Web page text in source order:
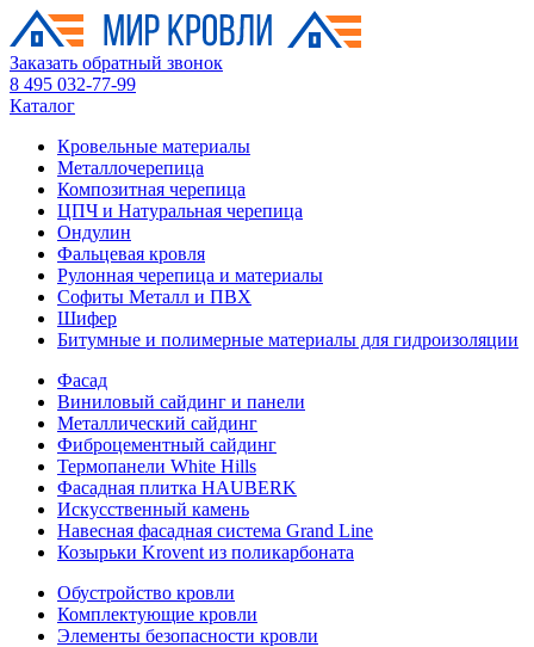
Заказать обратный звонок
8 495 032-77-99
Каталог
Кровельные материалы
Металлочерепица
Композитная черепица
ЦПЧ и Натуральная черепица
Ондулин
Фальцевая кровля
Рулонная черепица и материалы
Софиты Металл и ПВХ
Шифер
Битумные и полимерные материалы для гидроизоляции
Фасад
Виниловый сайдинг и панели
Металлический сайдинг
Фиброцементный сайдинг
Термопанели White Hills
Фасадная плитка HAUBERK
Искусственный камень
Навесная фасадная система Grand Line
Козырьки Krovent из поликарбоната
Обустройство кровли
Комплектующие кровли
Элементы безопасности кровли